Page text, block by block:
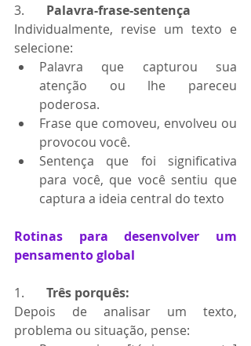
3. Palavra-frase-sentença
Individualmente, revise um texto e
selecione:
Palavra que capturou sua
atenção ou lhe pareceu
poderosa.
Frase que comoveu, envolveu ou
provocou você.
Sentença que foi significativa
para você, que você sentiu que
captura a ideia central do texto
Rotinas para desenvolver um
pensamento global
1. Três porquês:
Depois de analisar um texto,
problema ou situação, pense: